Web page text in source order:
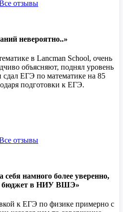
отзывы
невероятно..»
в Lancman School, очень
объясняют, поднял уровень
сдал ЕГЭ по математике на 85
подготовки к ЕГЭ.
отзывы
себя намного более уверенно,
бюджет в НИУ ВШЭ»
к ЕГЭ по физике примерно с